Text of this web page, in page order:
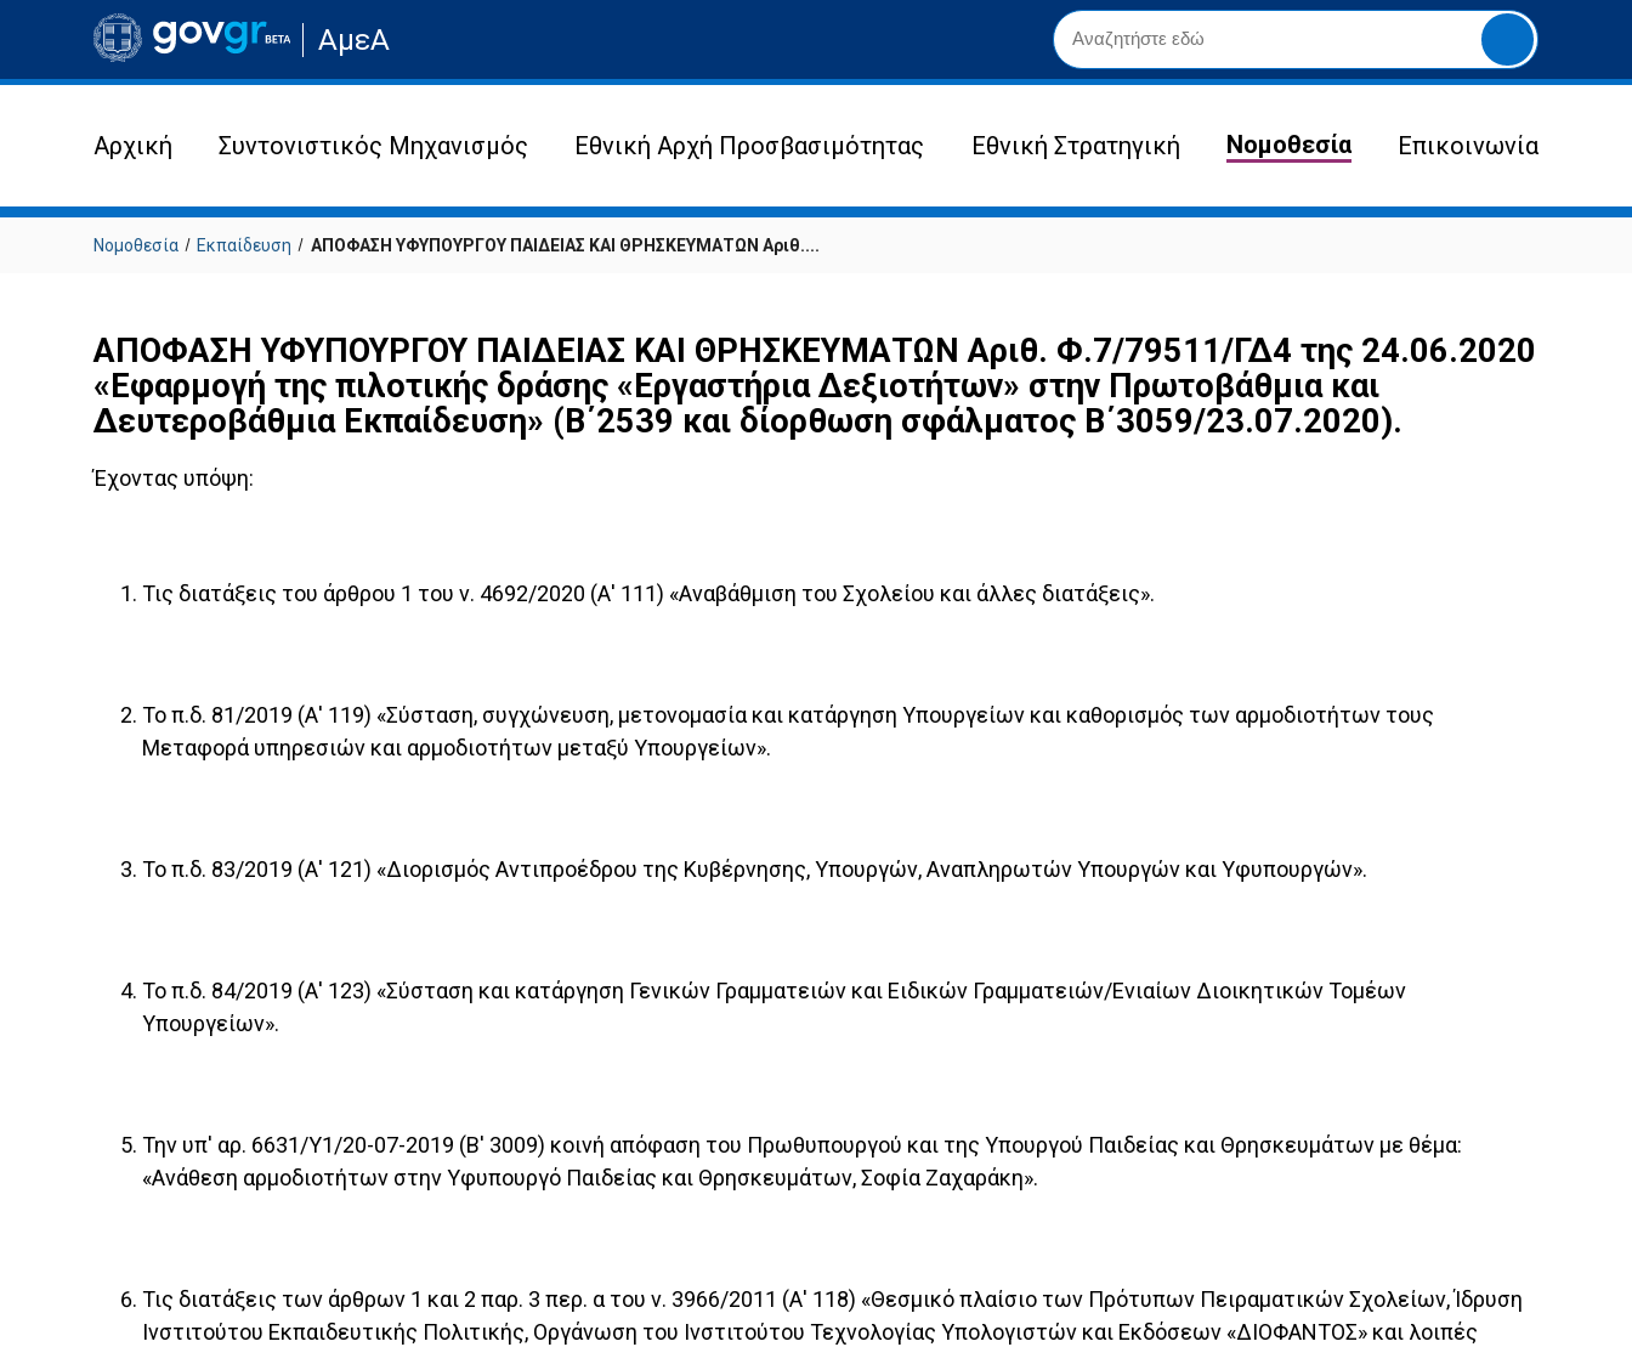
Μετάβαση
στην
σελίδα
ιστότοπου
ΑμεΑ
Yποβολή
αναζήτησης
Αρχική Συντονιστικός Μηχανισμός Εθνική Αρχή Προσβασιμότητας Εθνική Στρατηγική Νομοθεσία Επικοινωνία
Νομοθεσία Εκπαίδευση ΑΠΟΦΑΣΗ ΥΦΥΠΟΥΡΓΟΥ ΠΑΙΔΕΙΑΣ ΚΑΙ ΘΡΗΣΚΕΥΜΑΤΩΝ Αριθ....
ΑΠΟΦΑΣΗ ΥΦΥΠΟΥΡΓΟΥ ΠΑΙΔΕΙΑΣ ΚΑΙ ΘΡΗΣΚΕΥΜΑΤΩΝ Αριθ. Φ.7/79511/ΓΔ4 της 24.06.2020
«Εφαρμογή της πιλοτικής δράσης «Εργαστήρια Δεξιοτήτων» στην Πρωτοβάθμια και
Δευτεροβάθμια Εκπαίδευση» (Β΄2539 και δίορθωση σφάλματος Β΄3059/23.07.2020).
Έχοντας υπόψη:
Τις διατάξεις του άρθρου 1 του ν. 4692/2020 (Α' 111) «Αναβάθμιση του Σχολείου και άλλες διατάξεις».
Το π.δ. 81/2019 (Α' 119) «Σύσταση, συγχώνευση, μετονομασία και κατάργηση Υπουργείων και καθορισμός των αρμοδιοτήτων τους
Μεταφορά υπηρεσιών και αρμοδιοτήτων μεταξύ Υπουργείων».
Το π.δ. 83/2019 (Α' 121) «Διορισμός Αντιπροέδρου της Κυβέρνησης, Υπουργών, Αναπληρωτών Υπουργών και Υφυπουργών».
Το π.δ. 84/2019 (Α' 123) «Σύσταση και κατάργηση Γενικών Γραμματειών και Ειδικών Γραμματειών/Ενιαίων Διοικητικών Τομέων
Υπουργείων».
Την υπ' αρ. 6631/Υ1/20-07-2019 (Β' 3009) κοινή απόφαση του Πρωθυπουργού και της Υπουργού Παιδείας και Θρησκευμάτων με θέμα:
«Ανάθεση αρμοδιοτήτων στην Υφυπουργό Παιδείας και Θρησκευμάτων, Σοφία Ζαχαράκη».
Τις διατάξεις των άρθρων 1 και 2 παρ. 3 περ. α του ν. 3966/2011 (Α' 118) «Θεσμικό πλαίσιο των Πρότυπων Πειραματικών Σχολείων, Ίδρυση
Ινστιτούτου Εκπαιδευτικής Πολιτικής, Οργάνωση του Ινστιτούτου Τεχνολογίας Υπολογιστών και Εκδόσεων «ΔΙΟΦΑΝΤΟΣ» και λοιπές